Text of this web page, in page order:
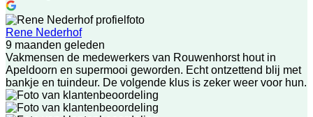
Rene Nederhof
9 maanden geleden
Vakmensen de medewerkers van Rouwenhorst hout in
Apeldoorn en supermooi geworden. Echt ontzettend blij met
bankje en tuindeur. De volgende klus is zeker weer voor hun.